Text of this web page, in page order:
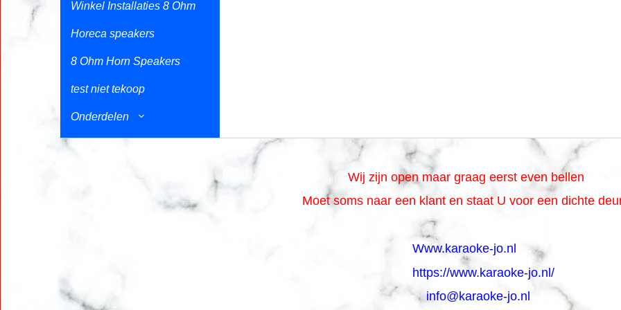
Winkel Installaties 8 Ohm
Horeca speakers
8 Ohm Horn Speakers
test niet tekoop
Onderdelen
Wij zijn open maar graag eerst even bellen
Moet soms naar een klant en staat U voor een dichte
Www.karaoke-jo.nl
https://www.karaoke-jo.nl/
info@karaoke-jo.nl